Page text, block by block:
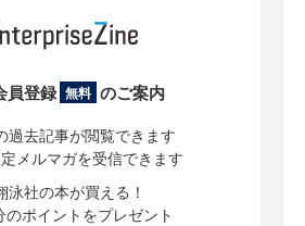
員登録 無料 のご案内
過去記事が閲覧できます
定メルマガを受信できます
泳社の本が買える！
のポイントをプレゼント